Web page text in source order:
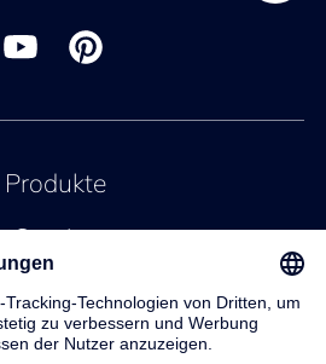
Produkte
Service
Kontakt
Über uns